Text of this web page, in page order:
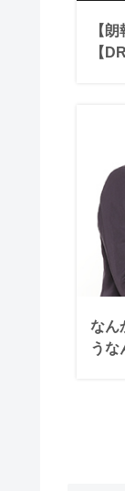
【
【
なん
うな